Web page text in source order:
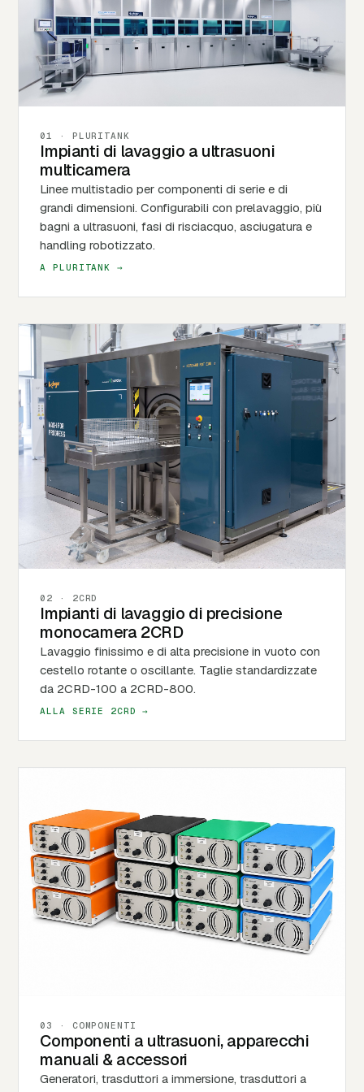
01 · PLURITANK
Impianti di lavaggio a ultrasuoni
multicamera
Linee multistadio per componenti di serie e di
grandi dimensioni. Configurabili con prelavaggio, più
bagni a ultrasuoni, fasi di risciacquo, asciugatura e
handling robotizzato.
A PLURITANK →
02 · 2CRD
Impianti di lavaggio di precisione
monocamera 2CRD
Lavaggio finissimo e di alta precisione in vuoto con
cestello rotante o oscillante. Taglie standardizzate
da 2CRD-100 a 2CRD-800.
ALLA SERIE 2CRD →
03 · COMPONENTI
Componenti a ultrasuoni, apparecchi
manuali & accessori
Generatori, trasduttori a immersione, trasduttori a